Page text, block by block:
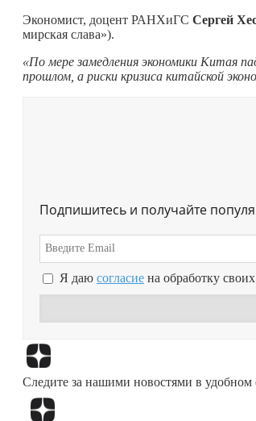
Экономист, доцент РАНХиГС Сергей
мирская слава»).
«По мере замедления экономики Китая
прошлом, а риски кризиса китайской
Подпишитесь и получайте
Я даю согласие на обработку
Следите за нашими новостями в удобном